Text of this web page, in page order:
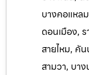
บางคอแหล
ดอนเมือง,
สายไหม, คั
สามวา, บา